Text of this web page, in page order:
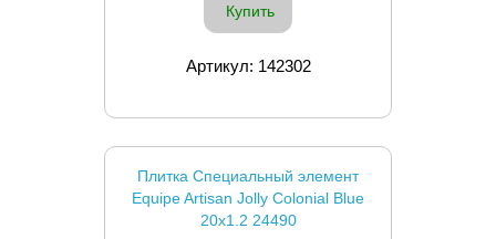
Купить
Артикул: 142302
Плитка Специальный элемент
Equipe Artisan Jolly Colonial Blue
20x1.2 24490